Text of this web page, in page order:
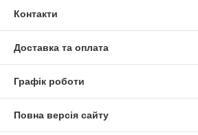
Контакти
Доставка та оплата
Графік роботи
Повна версія сайту